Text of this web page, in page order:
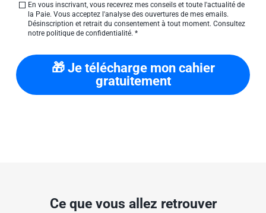
En vous inscrivant, vous recevrez mes conseils et toute l'actualité de
la Paie. Vous acceptez l'analyse des ouvertures de mes emails.
Désinscription et retrait du consentement à tout moment. Consultez
notre politique de confidentialité. *
🎁 Je télécharge mon cahier
gratuitement
Ce que vous allez retrouver